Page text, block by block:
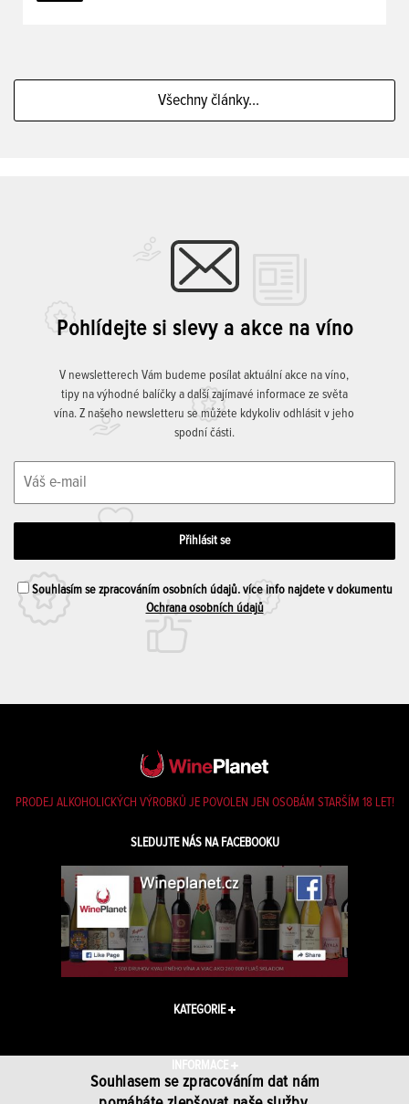
Všechny články...
Pohlídejte si slevy a akce na víno
V newsletterech Vám budeme posílat aktuální akce na víno,
tipy na výhodné balíčky a další zajímavé informace ze světa
vína. Z našeho newsletteru se můžete kdykoliv odhlásit v jeho
spodní části.
Souhlasím se zpracováním osobních údajů. více info najdete v dokumentu
Ochrana osobních údajů
PRODEJ ALKOHOLICKÝCH VÝROBKŮ JE POVOLEN JEN OSOBÁM STARŠÍM 18 LET!
SLEDUJTE NÁS NA FACEBOOKU
KATEGORIE
INFORMACE
Souhlasem se zpracováním dat nám